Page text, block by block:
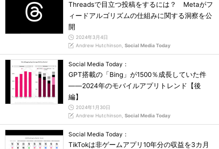
Threadsで目立つ投稿をするには？ Metaがフ
ィードアルゴリズムの仕組みに関する洞察を公
開
2024年3月4日
Andrew Hutchinson, Social Media Today
Social Media Today：
GPT搭載の「Bing」が1500％成長していた件
――2024年のモバイルアプリトレンド【後
編】
2024年1月30日
Andrew Hutchinson, Social Media Today
Social Media Today：
TikTokは非ゲームアプリ10年分の収益を3カ月